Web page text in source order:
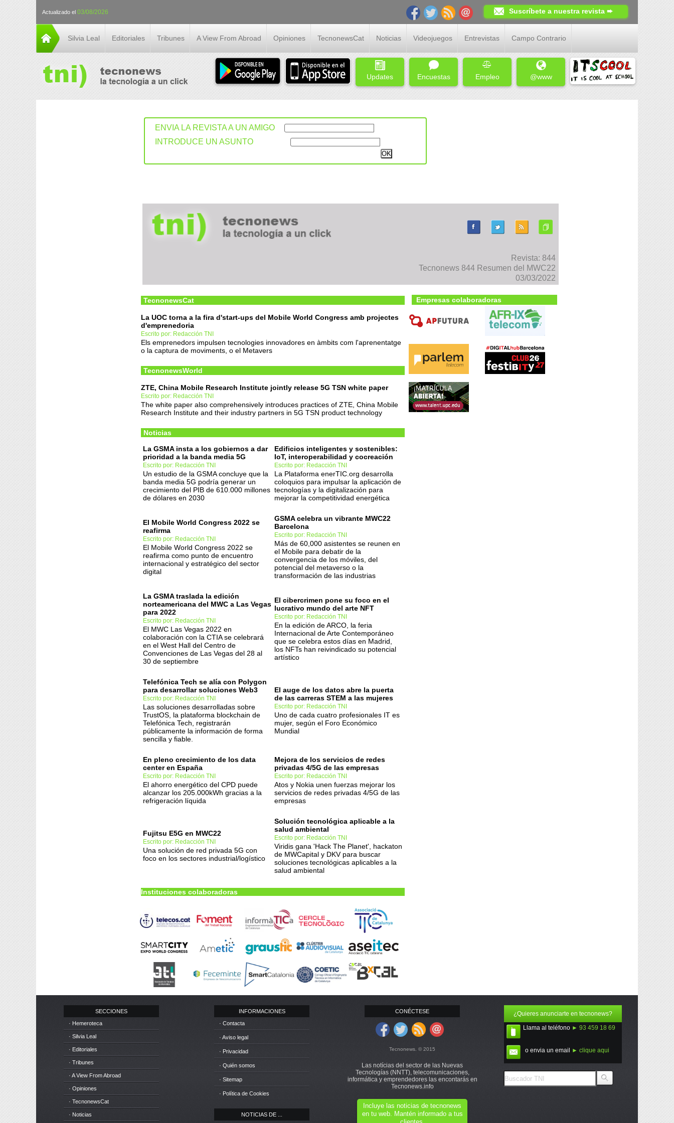
Actualizado el 03/08/2026 Suscríbete a nuestra revista ➨
Silvia Leal Editoriales Tribunes A View From Abroad Opiniones TecnonewsCat Noticias Videojuegos Entrevistas Campo Contrario
Updates Encuestas Empleo @www
ENVIA LA REVISTA A UN AMIGO
INTRODUCE UN ASUNTO
Revista: 844
Tecnonews 844 Resumen del MWC22
03/03/2022
TecnonewsCat
La UOC torna a la fira d'start-ups del Mobile World Congress amb projectes
d'emprenedoria
Escrito por: Redacción TNI
Els emprenedors impulsen tecnologies innovadores en àmbits com l'aprenentatge
o la captura de moviments, o el Metavers
TecnonewsWorld
ZTE, China Mobile Research Institute jointly release 5G TSN white paper
Escrito por: Redacción TNI
The white paper also comprehensively introduces practices of ZTE, China Mobile
Research Institute and their industry partners in 5G TSN product technology
Noticias
La GSMA insta a los gobiernos a dar
prioridad a la banda media 5G
Escrito por: Redacción TNI
Un estudio de la GSMA concluye que la
banda media 5G podría generar un
crecimiento del PIB de 610.000 millones
de dólares en 2030
Edificios inteligentes y sostenibles:
IoT, interoperabilidad y cocreación
Escrito por: Redacción TNI
La Plataforma enerTIC.org desarrolla
coloquios para impulsar la aplicación de
tecnologías y la digitalización para
mejorar la competitividad energética
El Mobile World Congress 2022 se
reafirma
Escrito por: Redacción TNI
El Mobile World Congress 2022 se
reafirma como punto de encuentro
internacional y estratégico del sector
digital
GSMA celebra un vibrante MWC22
Barcelona
Escrito por: Redacción TNI
Más de 60,000 asistentes se reunen en
el Mobile para debatir de la
convergencia de los móviles, del
potencial del metaverso o la
transformación de las industrias
La GSMA traslada la edición
norteamericana del MWC a Las Vegas
para 2022
Escrito por: Redacción TNI
El MWC Las Vegas 2022 en
colaboración con la CTIA se celebrará
en el West Hall del Centro de
Convenciones de Las Vegas del 28 al
30 de septiembre
El cibercrimen pone su foco en el
lucrativo mundo del arte NFT
Escrito por: Redacción TNI
En la edición de ARCO, la feria
Internacional de Arte Contemporáneo
que se celebra estos días en Madrid,
los NFTs han reivindicado su potencial
artístico
Telefónica Tech se alía con Polygon
para desarrollar soluciones Web3
Escrito por: Redacción TNI
Las soluciones desarrolladas sobre
TrustOS, la plataforma blockchain de
Telefónica Tech, registrarán
públicamente la información de forma
sencilla y fiable.
El auge de los datos abre la puerta
de las carreras STEM a las mujeres
Escrito por: Redacción TNI
Uno de cada cuatro profesionales IT es
mujer, según el Foro Económico
Mundial
En pleno crecimiento de los data
center en España
Escrito por: Redacción TNI
El ahorro energético del CPD puede
alcanzar los 205.000kWh gracias a la
refrigeración líquida
Mejora de los servicios de redes
privadas 4/5G de las empresas
Escrito por: Redacción TNI
Atos y Nokia unen fuerzas mejorar los
servicios de redes privadas 4/5G de las
empresas
Fujitsu E5G en MWC22
Escrito por: Redacción TNI
Una solución de red privada 5G con
foco en los sectores industrial/logístico
Solución tecnológica aplicable a la
salud ambiental
Escrito por: Redacción TNI
Viridis gana 'Hack The Planet', hackaton
de MWCapital y DKV para buscar
soluciones tecnológicas aplicables a la
salud ambiental
Instituciones colaboradoras
Empresas colaboradoras
SECCIONES
· Hemeroteca
· Silvia Leal
· Editoriales
· Tribunes
· A View From Abroad
· Opiniones
· TecnonewsCat
· Noticias
INFORMACIONES
· Contacta
· Aviso legal
· Privacidad
· Quién somos
· Sitemap
· Política de Cookies
NOTICIAS DE ...
CONÉCTESE
Tecnonews. © 2015
Las notícias del sector de las Nuevas
Tecnologías (NNTT), telecomunicaciones,
informática y emprendedores las encontarás en
Tecnonews.info
Incluye las noticias de tecnonews
en tu web. Mantén informado a tus
¿Quieres anunciarte en tecnonews?
Llama al teléfono ► 93 459 18 69
o envia un email ► clique aqui